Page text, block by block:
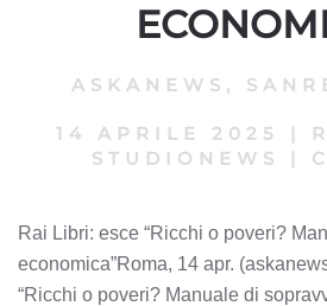
ASKANEWS ,
14 APRILE 2025 |
STUDIONEWS
|
Rai Libri: esce “Ricchi o poveri?
economica”Roma, 14 apr.
“Ricchi o poveri? Manuale di